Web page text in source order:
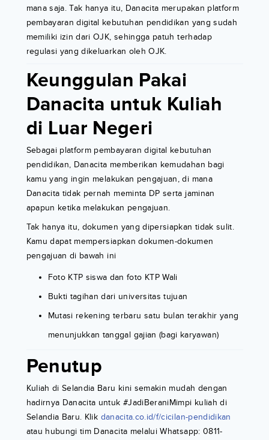
mana saja. Tak hanya itu, Danacita merupakan platform
pembayaran digital kebutuhan pendidikan yang sudah
memiliki izin dari OJK, sehingga patuh terhadap
regulasi yang dikeluarkan oleh OJK.
Keunggulan Pakai
Danacita untuk Kuliah
di Luar Negeri
Sebagai platform pembayaran digital kebutuhan
pendidikan, Danacita memberikan kemudahan bagi
kamu yang ingin melakukan pengajuan, di mana
Danacita tidak pernah meminta DP serta jaminan
apapun ketika melakukan pengajuan.
Tak hanya itu, dokumen yang dipersiapkan tidak sulit.
Kamu dapat mempersiapkan dokumen-dokumen
pengajuan di bawah ini
Foto KTP siswa dan foto KTP Wali
Bukti tagihan dari universitas tujuan
Mutasi rekening terbaru satu bulan terakhir yang
menunjukkan tanggal gajian (bagi karyawan)
Penutup
Kuliah di Selandia Baru kini semakin mudah dengan
hadirnya Danacita untuk #JadiBeraniMimpi kuliah di
Selandia Baru. Klik danacita.co.id/f/cicilan-pendidikan
atau hubungi tim Danacita melalui Whatsapp: 0811-